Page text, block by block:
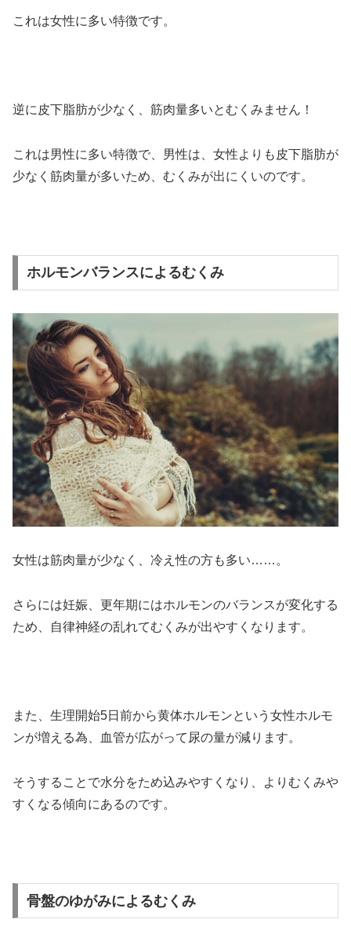
これは女性に多い特徴です。
逆に皮下脂肪が少なく、筋肉量多いとむくみません！
これは男性に多い特徴で、男性は、女性よりも皮下脂肪が
少なく筋肉量が多いため、むくみが出にくいのです。
ホルモンバランスによるむくみ
女性は筋肉量が少なく、冷え性の方も多い……。
さらには妊娠、更年期にはホルモンのバランスが変化する
ため、自律神経の乱れてむくみが出やすくなります。
また、生理開始5日前から黄体ホルモンという女性ホルモ
ンが増える為、血管が広がって尿の量が減ります。
そうすることで水分をため込みやすくなり、よりむくみや
すくなる傾向にあるのです。
骨盤のゆがみによるむくみ